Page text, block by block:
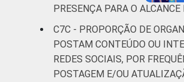
PRESENÇA PARA O
C7C - PROPORÇÃO DE
POSTAM CONTEÚDO OU
REDES SOCIAIS, POR
POSTAGEM E/OU